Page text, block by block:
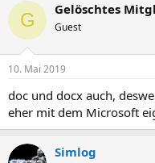
G Gelöschtes
Guest
10. Mai 2019
doc und docx auch,
eher mit dem Microsoft
Simlog